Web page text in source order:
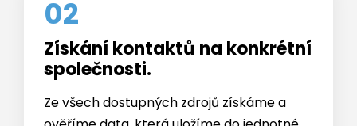
Získání kontaktů na konkrétní
společnosti.
Ze všech dostupných zdrojů získáme a
ověříme data, která uložíme do jednotné
databáze.